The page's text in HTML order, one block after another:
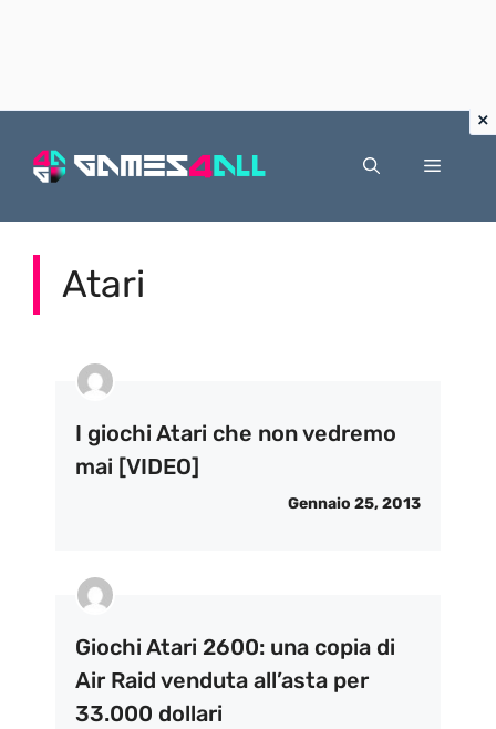
Menu
Atari
I giochi Atari che non vedremo
mai [VIDEO]
Gennaio 25, 2013
Giochi Atari 2600: una copia di
Air Raid venduta all’asta per
33.000 dollari